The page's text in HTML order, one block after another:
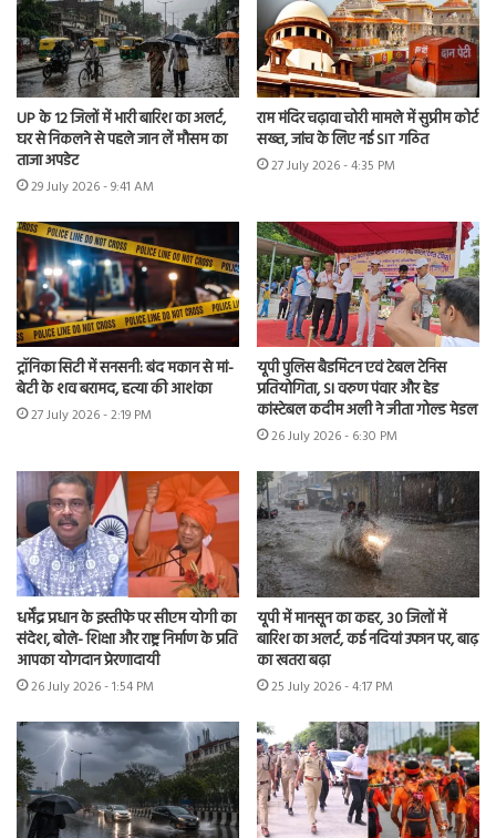
UP के 12 जिलों में भारी बारिश का अलर्ट,
घर से निकलने से पहले जान लें मौसम का
ताजा अपडेट
29 July 2026 - 9:41 AM
राम मंदिर चढ़ावा चोरी मामले में सुप्रीम कोर्ट
सख्त, जांच के लिए नई SIT गठित
27 July 2026 - 4:35 PM
ट्रॉनिका सिटी में सनसनी: बंद मकान से मां-
बेटी के शव बरामद, हत्या की आशंका
27 July 2026 - 2:19 PM
यूपी पुलिस बैडमिंटन एवं टेबल टेनिस
प्रतियोगिता, SI वरुण पंवार और हेड
कांस्टेबल कदीम अली ने जीता गोल्ड मेडल
26 July 2026 - 6:30 PM
धर्मेंद्र प्रधान के इस्तीफे पर सीएम योगी का
संदेश, बोले- शिक्षा और राष्ट्र निर्माण के प्रति
आपका योगदान प्रेरणादायी
26 July 2026 - 1:54 PM
यूपी में मानसून का कहर, 30 जिलों में
बारिश का अलर्ट, कई नदियां उफान पर, बाढ़
का खतरा बढ़ा
25 July 2026 - 4:17 PM